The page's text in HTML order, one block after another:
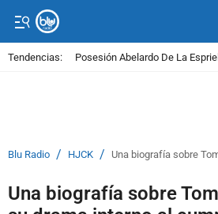
Tendencias: Posesión Abelardo De La
Blu Radio / HJCK / Una biografía sobre
Una biografía sobre